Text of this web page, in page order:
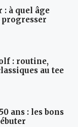
à quel âge
progresser
: routine,
au tee
ans : les bons